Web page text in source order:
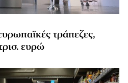
τράπεζες,
ευρώ